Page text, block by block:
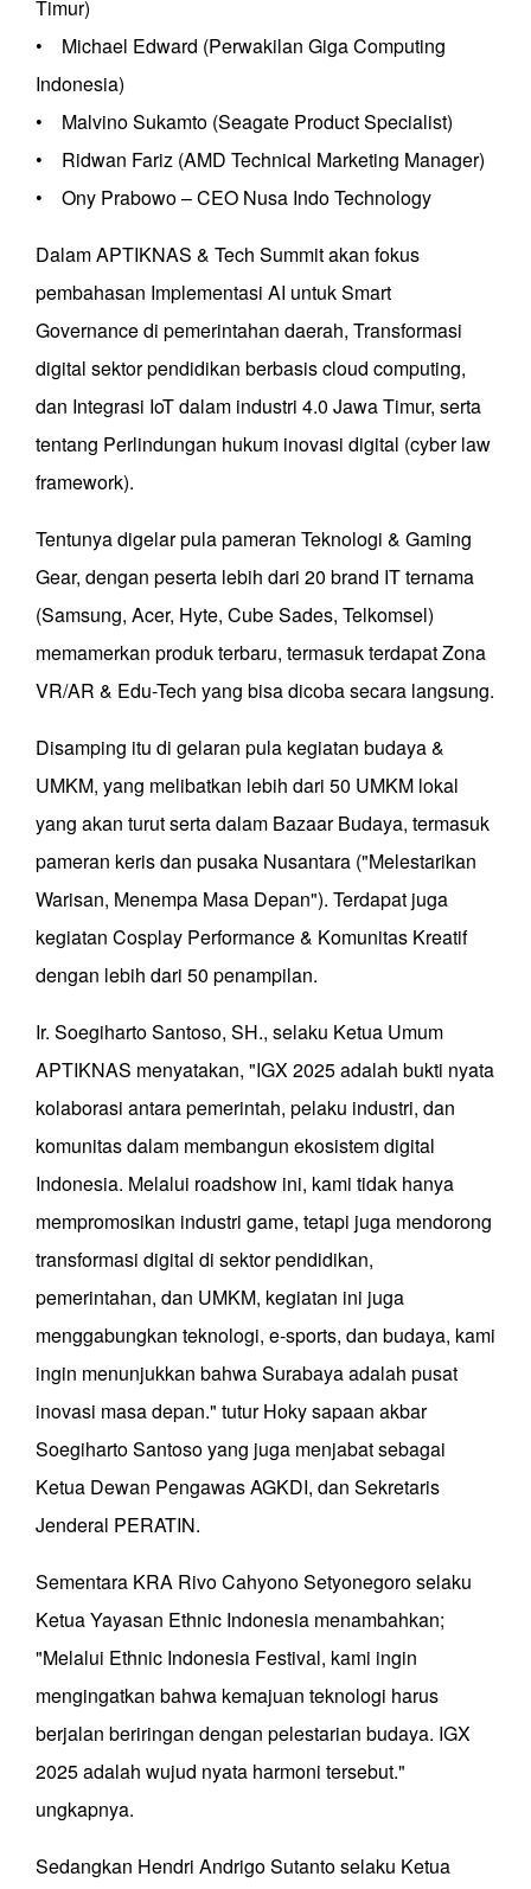
Timur)
• Michael Edward (Perwakilan Giga Computing
Indonesia)
• Malvino Sukamto (Seagate Product Specialist)
• Ridwan Fariz (AMD Technical Marketing Manager)
• Ony Prabowo – CEO Nusa Indo Technology
Dalam APTIKNAS & Tech Summit akan fokus
pembahasan Implementasi AI untuk Smart
Governance di pemerintahan daerah, Transformasi
digital sektor pendidikan berbasis cloud computing,
dan Integrasi IoT dalam industri 4.0 Jawa Timur, serta
tentang Perlindungan hukum inovasi digital (cyber law
framework).
Tentunya digelar pula pameran Teknologi & Gaming
Gear, dengan peserta lebih dari 20 brand IT ternama
(Samsung, Acer, Hyte, Cube Sades, Telkomsel)
memamerkan produk terbaru, termasuk terdapat Zona
VR/AR & Edu-Tech yang bisa dicoba secara langsung.
Disamping itu di gelaran pula kegiatan budaya &
UMKM, yang melibatkan lebih dari 50 UMKM lokal
yang akan turut serta dalam Bazaar Budaya, termasuk
pameran keris dan pusaka Nusantara ("Melestarikan
Warisan, Menempa Masa Depan"). Terdapat juga
kegiatan Cosplay Performance & Komunitas Kreatif
dengan lebih dari 50 penampilan.
Ir. Soegiharto Santoso, SH., selaku Ketua Umum
APTIKNAS menyatakan, "IGX 2025 adalah bukti nyata
kolaborasi antara pemerintah, pelaku industri, dan
komunitas dalam membangun ekosistem digital
Indonesia. Melalui roadshow ini, kami tidak hanya
mempromosikan industri game, tetapi juga mendorong
transformasi digital di sektor pendidikan,
pemerintahan, dan UMKM, kegiatan ini juga
menggabungkan teknologi, e-sports, dan budaya, kami
ingin menunjukkan bahwa Surabaya adalah pusat
inovasi masa depan." tutur Hoky sapaan akbar
Soegiharto Santoso yang juga menjabat sebagai
Ketua Dewan Pengawas AGKDI, dan Sekretaris
Jenderal PERATIN.
Sementara KRA Rivo Cahyono Setyonegoro selaku
Ketua Yayasan Ethnic Indonesia menambahkan;
"Melalui Ethnic Indonesia Festival, kami ingin
mengingatkan bahwa kemajuan teknologi harus
berjalan beriringan dengan pelestarian budaya. IGX
2025 adalah wujud nyata harmoni tersebut."
ungkapnya.
Sedangkan Hendri Andrigo Sutanto selaku Ketua